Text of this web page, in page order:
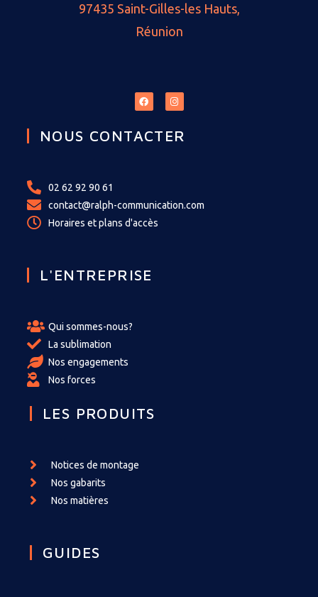
97435 Saint-Gilles-les Hauts,
Réunion
NOUS CONTACTER
02 62 92 90 61
contact@ralph-communication.com
Horaires et plans d'accès
L'ENTREPRISE
Qui sommes-nous?
La sublimation
Nos engagements
Nos forces
LES PRODUITS
Notices de montage
Nos gabarits
Nos matières
GUIDES